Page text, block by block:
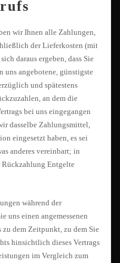
wir Ihnen alle Zahlungen,
der Lieferkosten (mit
daraus ergeben, dass Sie
uns angebotene, günstigste
und spätestens
an dem die
bei uns eingegangen
dasselbe Zahlungsmittel,
eingesetzt haben, es sei
anderes vereinbart; in
Rückzahlung Entgelte
während der
uns einen angemessenen
dem Zeitpunkt, zu dem Sie
hinsichtlich dieses Vertrags
im Vergleich zum